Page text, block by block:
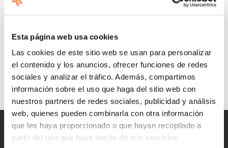
Esta página web usa cookies
Las cookies de este sitio web se usan para personalizar
el contenido y los anuncios, ofrecer funciones de redes
sociales y analizar el tráfico. Además, compartimos
información sobre el uso que haga del sitio web con
nuestros partners de redes sociales, publicidad y análisis
web, quienes pueden combinarla con otra información
que les haya proporcionado o que hayan recopilado a
partir del uso que haya hecho de sus servicios.
Axis Foils
Especialistas en foil para diferentes modalidades
Entregas rápidas
para España y Portugal